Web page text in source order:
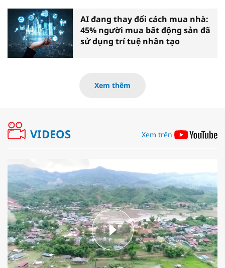
AI đang thay đổi cách mua nhà:
45% người mua bất động sản đã
sử dụng trí tuệ nhân tạo
Xem thêm
VIDEOS Xem trên